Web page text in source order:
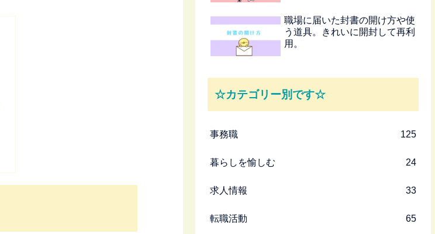
職場に届いた封書の開け方や使
う道具。きれいに開封して再利
用。
☆カテゴリー別です☆
事務職 125
暮らしを愉しむ 24
求人情報 33
転職活動 65